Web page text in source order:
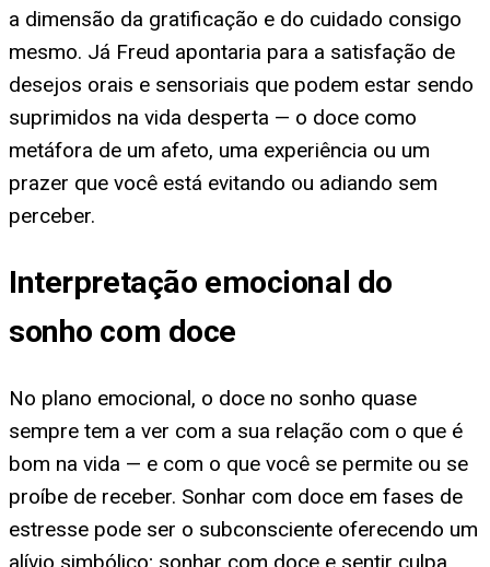
a dimensão da gratificação e do cuidado consigo
mesmo. Já Freud apontaria para a satisfação de
desejos orais e sensoriais que podem estar sendo
suprimidos na vida desperta — o doce como
metáfora de um afeto, uma experiência ou um
prazer que você está evitando ou adiando sem
perceber.
Interpretação emocional do
sonho com doce
No plano emocional, o doce no sonho quase
sempre tem a ver com a sua relação com o que é
bom na vida — e com o que você se permite ou se
proíbe de receber. Sonhar com doce em fases de
estresse pode ser o subconsciente oferecendo um